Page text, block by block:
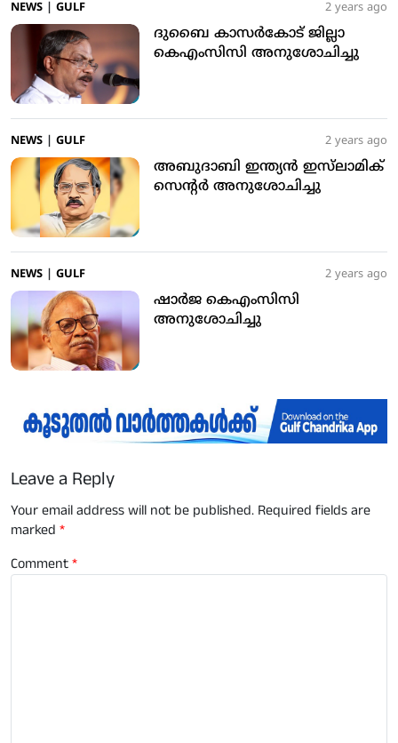
NEWS GULF 2 years ago
ദുബൈ കാസര്‍കോട് ജില്ലാ
കെഎംസിസി അനുശോചിച്ചു
NEWS GULF 2 years ago
അബുദാബി ഇന്ത്യന്‍ ഇസ്‌ലാമിക്
സെന്റര്‍ അനുശോചിച്ചു
NEWS GULF 2 years ago
ഷാര്‍ജ കെഎംസിസി
അനുശോചിച്ചു
Leave a Reply
Your email address will not be published. Required fields are
marked *
Comment*